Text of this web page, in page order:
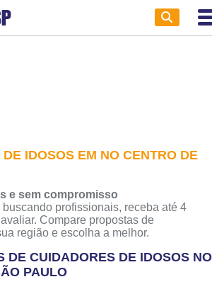
IDOSOS EM NO CENTRO DE
e sem compromisso
buscando profissionais, receba até 4
Compare propostas de
região e escolha a melhor.
DE CUIDADORES DE IDOSOS NO
PAULO